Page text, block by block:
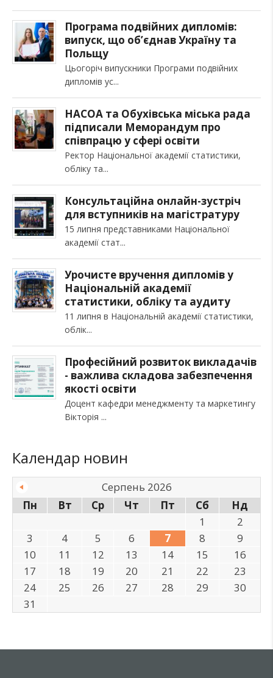
Програма подвійних дипломів:
випуск, що об’єднав Україну та
Польщу
Цьогоріч випускники Програми подвійних
дипломів ус
НАСОА та Обухівська міська рада
підписали Меморандум про
співпрацю у сфері освіти
Ректор Національної академії статистики,
обліку та
Консультаційна онлайн-зустріч
для вступників на магістратуру
15 липня представниками Національної
академії стат
Урочисте вручення дипломів у
Національній академії
статистики, обліку та аудиту
11 липня в Національній академії статистики,
облік
Професійний розвиток викладачів
- важлива складова забезпечення
якості освіти
Доцент кафедри менеджменту та маркетингу
Вікторія
Календар новин
Серпень 2026
Пн
Вт Ср Чт Пт Сб
Нд
1
2
3
4 5 6 7 8
9
10
11 12 13 14 15
16
17
18 19 20 21 22
23
24
25 26 27 28 29
30
31